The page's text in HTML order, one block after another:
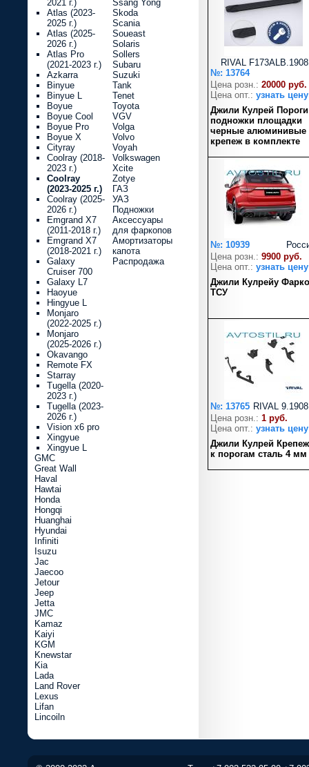
RIVAL
№: 13764
Цена розн.: 20000 руб.
Цена опт.: узнать цену
Джили Кулрей Пороги
подножки площадки
черные алюминивые
крепеж в комплекте
№: 10939
Цена розн.: 9900 руб.
Цена опт.: узнать цену
Джили Кулрейy
ТСУ
RIVAL
№: 13765
Цена розн.: 1 руб.
Цена опт.: узнать цену
Джили Кулрей Крепеж
к порогам сталь 4 мм
2021 г.)
Atlas (2023-
2025 г.)
Atlas (2025-
2026 г.)
Atlas Pro
(2021-2023 г.)
Azkarra
Binyue
Binyue L
Boyue
Boyue Cool
Boyue Pro
Boyue X
Cityray
Coolray (2018-
2023 г.)
Coolray
(2023-2025 г.)
Coolray (2025-
2026 г.)
Emgrand X7
(2011-2018 г.)
Emgrand X7
(2018-2021 г.)
Galaxy
Cruiser 700
Galaxy L7
Haoyue
Hingyue L
Monjaro
(2022-2025 г.)
Monjaro
(2025-2026 г.)
Okavango
Remote FX
Starray
Tugella (2020-
2023 г.)
Tugella (2023-
2026 г.)
Vision x6 pro
Xingyue
Xingyue L
GMC
Great Wall
Haval
Hawtai
Honda
Hongqi
Huanghai
Hyundai
Infiniti
Isuzu
Jac
Jaecoo
Jetour
Jeep
Jetta
JMC
Kamaz
Kaiyi
KGM
Knewstar
Kia
Lada
Land Rover
Lexus
Lifan
Lincoiln
Ssang Yong
Skoda
Scania
Soueast
Solaris
Sollers
Subaru
Suzuki
Tank
Tenet
Toyota
VGV
Volga
Volvo
Voyah
Volkswagen
Xcite
Zotye
ГАЗ
УАЗ
Подножки
Аксессуары
для фаркопов
Амортизаторы
капота
Распродажа